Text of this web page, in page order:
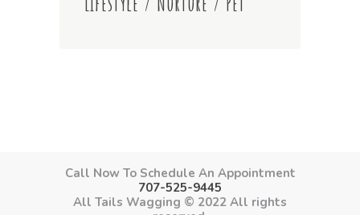
Call Now To Schedule An Appointment
707-525-9445
All Tails Wagging © 2022 All rights